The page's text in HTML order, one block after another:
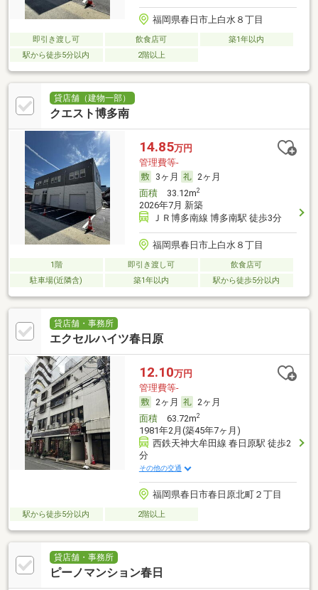
福岡県春日市上白水８丁目
即引き渡し可 飲食店可
築1年以内
駅から徒歩5分以内
2階以上
貸店舗（建物一部）
クエスト博多南
14.85万円
管理費等-
3ヶ月
2ヶ月
面積33.12m2
2026年7月 新築
ＪＲ博多南線 博多南駅 徒歩3分
福岡県春日市上白水８丁目
1階 即引き渡し可
飲食店可
駐車場(近隣含)
築1年以内 駅から徒歩5分以内
貸店舗・事務所
エクセルハイツ春日原
12.10万円
管理費等-
2ヶ月
2ヶ月
面積63.72m2
1981年2月(築45年7ヶ月)
西鉄天神大牟田線 春日原駅 徒歩2
分
その他の交通
福岡県春日市春日原北町２丁目
駅から徒歩5分以内 2階以上
貸店舗・事務所
ピーノマンション春日